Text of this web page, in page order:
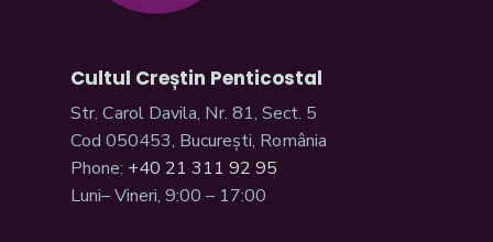
Cultul Creștin Penticostal
Str. Carol Davila, Nr. 81, Sect. 5
Cod 050453, București, România
Phone: +40 21 311 92 95
Luni– Vineri, 9:00 – 17:00